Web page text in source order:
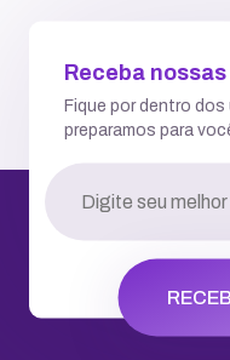
Receba
Fique por dentro
preparamos para